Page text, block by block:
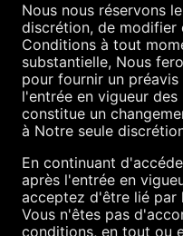
Nous nous réservons
discrétion, de modifier
Conditions à tout
substantielle, Nous
pour fournir un
l'entrée en vigueur
constitue un
à Notre seule
En continuant
après l'entrée en
acceptez d'être lié par
Vous n'êtes pas
conditions, en tout ou